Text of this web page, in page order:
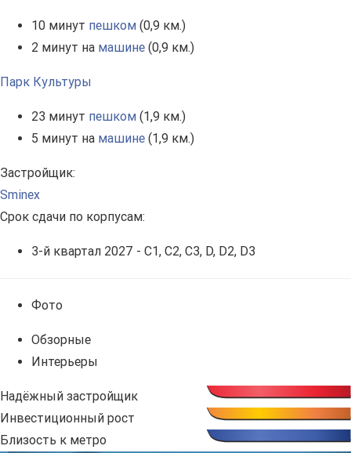
10 минут пешком (0,9 км.)
2 минут на машине (0,9 км.)
Парк Культуры
23 минут пешком (1,9 км.)
5 минут на машине (1,9 км.)
Застройщик:
Sminex
Срок сдачи по корпусам:
3-й квартал 2027 - C1, С2, С3, D, D2, D3
Фото
Обзорные
Интерьеры
Надёжный застройщик
Инвестиционный рост
Близость к метро